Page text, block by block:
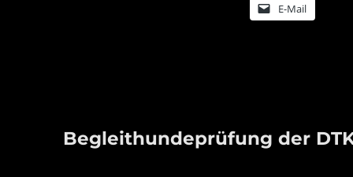
E-Mail
Begleithundeprüfung der